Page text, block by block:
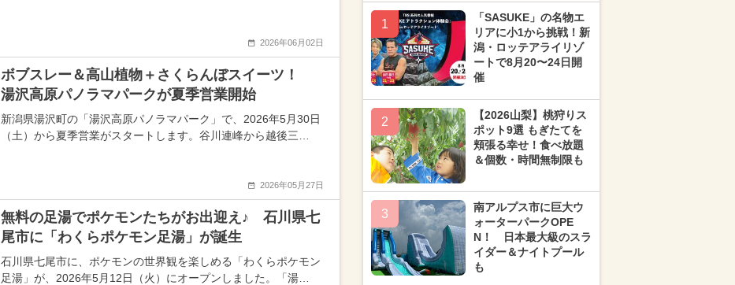
2026年06月02日
ボブスレー＆高山植物＋さくらんぼスイーツ！
湯沢高原パノラマパークが夏季営業開始
新潟県湯沢町の「湯沢高原パノラマパーク」で、2026年5月30日
（土）から夏季営業がスタートします。谷川連峰から越後三…
2026年05月27日
無料の足湯でポケモンたちがお出迎え♪ 石川県七
尾市に「わくらポケモン足湯」が誕生
石川県七尾市に、ポケモンの世界観を楽しめる「わくらポケモン
足湯」が、2026年5月12日（火）にオープンしました。「湯…
1
「SASUKE」の名物エ
リアに小1から挑戦！新
潟・ロッテアライリゾ
ートで8月20〜24日開
催
2
【2026山梨】桃狩りス
ポット9選 もぎたてを
頬張る幸せ！食べ放題
＆個数・時間無制限も
3
南アルプス市に巨大ウ
ォーターパークOPE
N！ 日本最大級のスラ
イダー＆ナイトプール
も